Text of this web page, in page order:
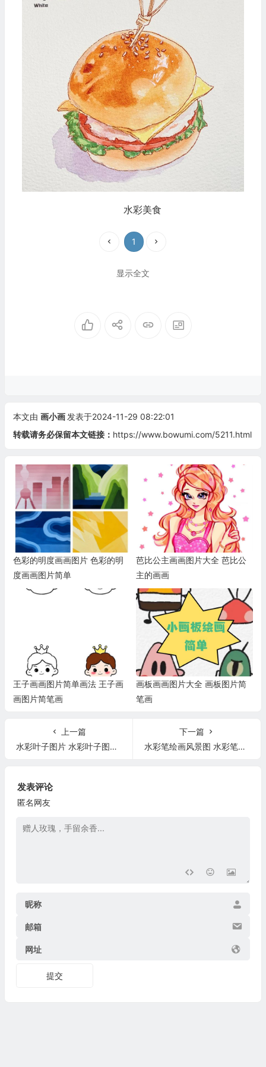
水彩美食
1
显示全文
本文由 画小画 发表于2024-11-29 08:22:01
转载请务必保留本文链接： https://www.bowumi.com/5211.html
色彩的明度画画图片 色彩的明
度画画图片简单
芭比公主画画图片大全 芭比公
主的画画
王子画画图片简单画法 王子画
画图片简笔画
画板画画图片大全 画板图片简
笔画
上一篇
水彩叶子图片 水彩叶子图片简笔画
下一篇
水彩笔绘画风景图 水彩笔画画大全
发表评论
匿名网友
昵称
邮箱
网址
提交